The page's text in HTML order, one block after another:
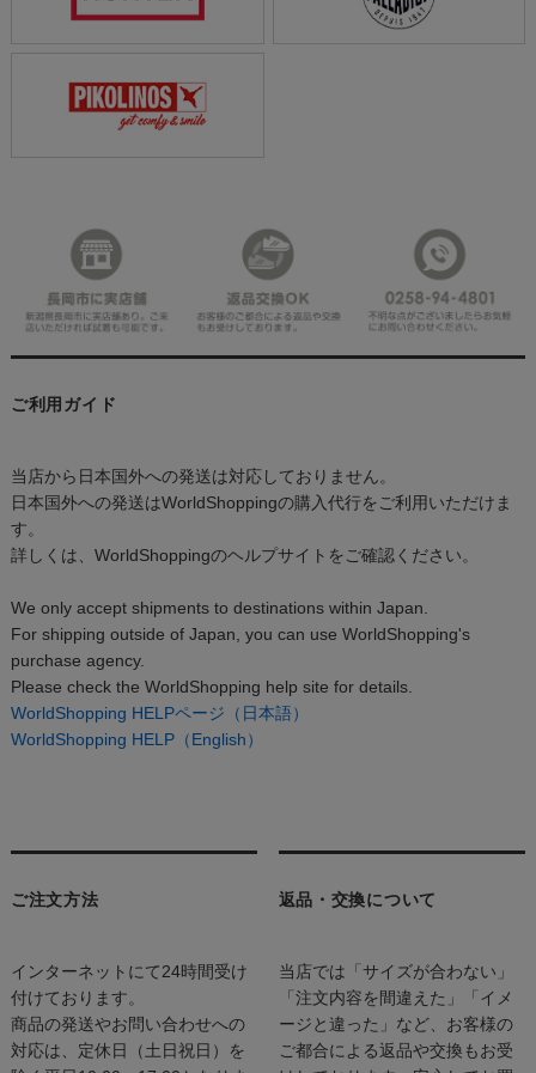
ご利用ガイド
当店から日本国外への発送は対応しておりません。
日本国外への発送はWorldShoppingの購入代行をご利用いただけま
す。
詳しくは、WorldShoppingのヘルプサイトをご確認ください。
We only accept shipments to destinations within Japan.
For shipping outside of Japan, you can use WorldShopping's
purchase agency.
Please check the WorldShopping help site for details.
WorldShopping HELPページ（日本語）
WorldShopping HELP（English）
ご注文方法
インターネットにて24時間受け
付けております。
商品の発送やお問い合わせへの
対応は、定休日（土日祝日）を
返品・交換について
当店では「サイズが合わない」
「注文内容を間違えた」「イメ
ージと違った」など、お客様の
ご都合による返品や交換もお受